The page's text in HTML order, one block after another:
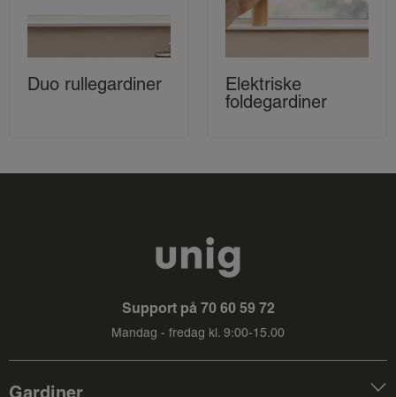
Duo rullegardiner
Elektriske
foldegardiner
Support på 70 60 59 72
Mandag - fredag kl. 9:00-15.00
Gardiner